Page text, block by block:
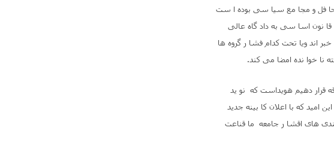
فل و مجا مع سیا سی بوده ا ست
قا نون اسا سی به داد گاه عالی
اند ویا تحت کدام فشا ر گروه ها
خوا نده امضا می کند.
قرار دهیم هویداست که نو ید
که با اعلان کا بینه جدید
های اقشا ر جامعه ما قناعت